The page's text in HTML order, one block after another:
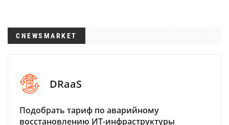
CNEWSMARKET
DRaaS
Подобрать тариф по аварийному
восстановлению ИТ-инфраструктуры